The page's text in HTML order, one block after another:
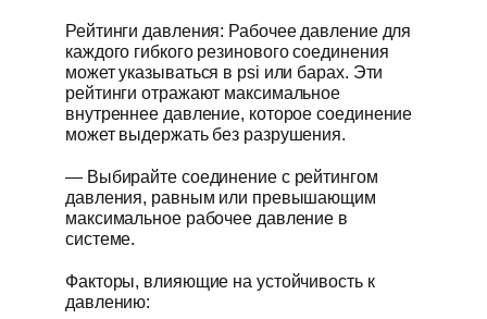
Рейтинги давления: Рабочее давление для
каждого гибкого резинового соединения
может указываться в psi или барах. Эти
рейтинги отражают максимальное
внутреннее давление, которое соединение
может выдержать без разрушения.
— Выбирайте соединение с рейтингом
давления, равным или превышающим
максимальное рабочее давление в
системе.
Факторы, влияющие на устойчивость к
давлению: